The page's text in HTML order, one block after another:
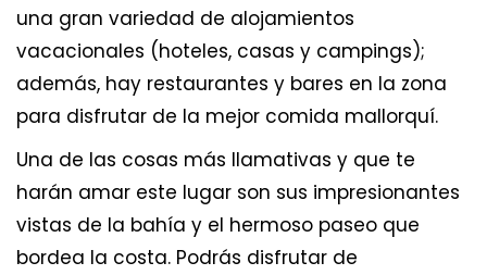
una gran variedad de alojamientos
vacacionales (hoteles, casas y campings);
además, hay restaurantes y bares en la zona
para disfrutar de la mejor comida mallorquí.
Una de las cosas más llamativas y que te
harán amar este lugar son sus impresionantes
vistas de la bahía y el hermoso paseo que
bordea la costa. Podrás disfrutar de